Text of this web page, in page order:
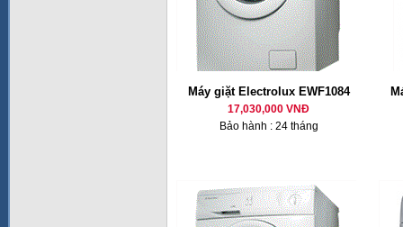
Máy giặt Electrolux EWF1084
17,030,000 VNĐ
Bảo hành : 24 tháng